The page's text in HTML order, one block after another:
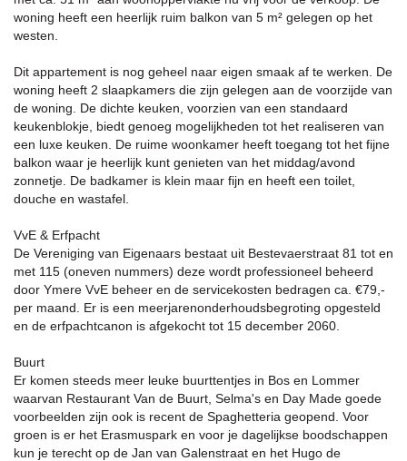
woning heeft een heerlijk ruim balkon van 5 m² gelegen op het
westen.
Dit appartement is nog geheel naar eigen smaak af te werken. De
woning heeft 2 slaapkamers die zijn gelegen aan de voorzijde van
de woning. De dichte keuken, voorzien van een standaard
keukenblokje, biedt genoeg mogelijkheden tot het realiseren van
een luxe keuken. De ruime woonkamer heeft toegang tot het fijne
balkon waar je heerlijk kunt genieten van het middag/avond
zonnetje. De badkamer is klein maar fijn en heeft een toilet,
douche en wastafel.
VvE & Erfpacht
De Vereniging van Eigenaars bestaat uit Bestevaerstraat 81 tot en
met 115 (oneven nummers) deze wordt professioneel beheerd
door Ymere VvE beheer en de servicekosten bedragen ca. €79,-
per maand. Er is een meerjarenonderhoudsbegroting opgesteld
en de erfpachtcanon is afgekocht tot 15 december 2060.
Buurt
Er komen steeds meer leuke buurttentjes in Bos en Lommer
waarvan Restaurant Van de Buurt, Selma's en Day Made goede
voorbeelden zijn ook is recent de Spaghetteria geopend. Voor
groen is er het Erasmuspark en voor je dagelijkse boodschappen
kun je terecht op de Jan van Galenstraat en het Hugo de